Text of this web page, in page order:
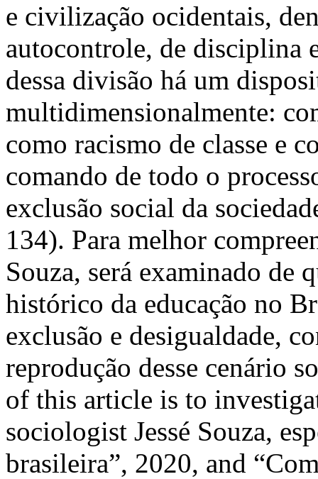
e civilização ocidentais,
autocontrole, de disciplina
dessa divisão há um
multidimensionalmente:
como racismo de classe e
comando de todo o
exclusão social da
134). Para melhor
Souza, será examinado de
histórico da educação no
exclusão e desigualdade,
reprodução desse cenário
of this article is to
sociologist Jessé Souza,
brasileira”, 2020, and